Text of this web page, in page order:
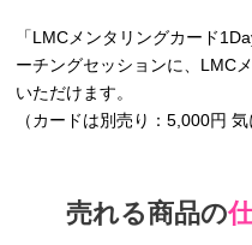
「LMCメンタリングカード
ーチングセッションに、LMC
いただけます。
（カードは別売り：5,000円
売れる商品の